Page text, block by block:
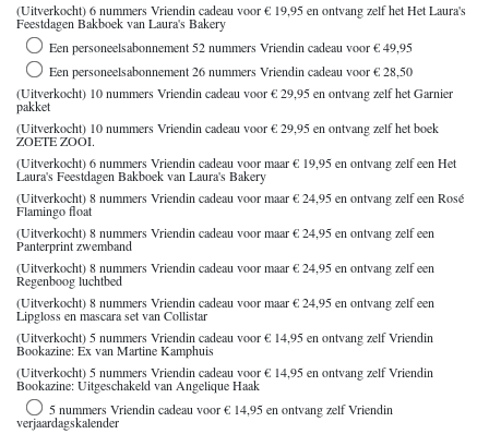
(Uitverkocht) 6 nummers Vriendin cadeau voor € 19,95 en ontvang zelf het Het Laura's
Feestdagen Bakboek van Laura's Bakery
Een personeelsabonnement 52 nummers Vriendin cadeau voor € 49,95
Een personeelsabonnement 26 nummers Vriendin cadeau voor € 28,50
(Uitverkocht) 10 nummers Vriendin cadeau voor € 29,95 en ontvang zelf het Garnier
pakket
(Uitverkocht) 10 nummers Vriendin cadeau voor € 29,95 en ontvang zelf het boek
ZOETE ZOOI.
(Uitverkocht) 6 nummers Vriendin cadeau voor maar € 19,95 en ontvang zelf een Het
Laura's Feestdagen Bakboek van Laura's Bakery
(Uitverkocht) 8 nummers Vriendin cadeau voor maar € 24,95 en ontvang zelf een Rosé
Flamingo float
(Uitverkocht) 8 nummers Vriendin cadeau voor maar € 24,95 en ontvang zelf een
Panterprint zwemband
(Uitverkocht) 8 nummers Vriendin cadeau voor maar € 24,95 en ontvang zelf een
Regenboog luchtbed
(Uitverkocht) 8 nummers Vriendin cadeau voor maar € 24,95 en ontvang zelf een
Lipgloss en mascara set van Collistar
(Uitverkocht) 5 nummers Vriendin cadeau voor € 14,95 en ontvang zelf Vriendin
Bookazine: Ex van Martine Kamphuis
(Uitverkocht) 5 nummers Vriendin cadeau voor € 14,95 en ontvang zelf Vriendin
Bookazine: Uitgeschakeld van Angelique Haak
5 nummers Vriendin cadeau voor € 14,95 en ontvang zelf Vriendin
verjaardagskalender